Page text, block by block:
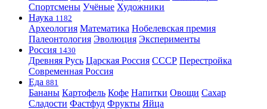
Спортсмены Учёные Художники
Наука 1182
Археология Математика Нобелевская премия
Палеонтология Эволюция Эксперименты
Россия 1430
Древняя Русь Царская Россия СССР Перестройка
Современная Россия
Еда 881
Бананы Картофель Кофе Напитки Овощи Сахар
Сладости Фастфуд Фрукты Яйца